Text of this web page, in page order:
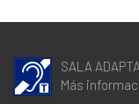
SALA
Más